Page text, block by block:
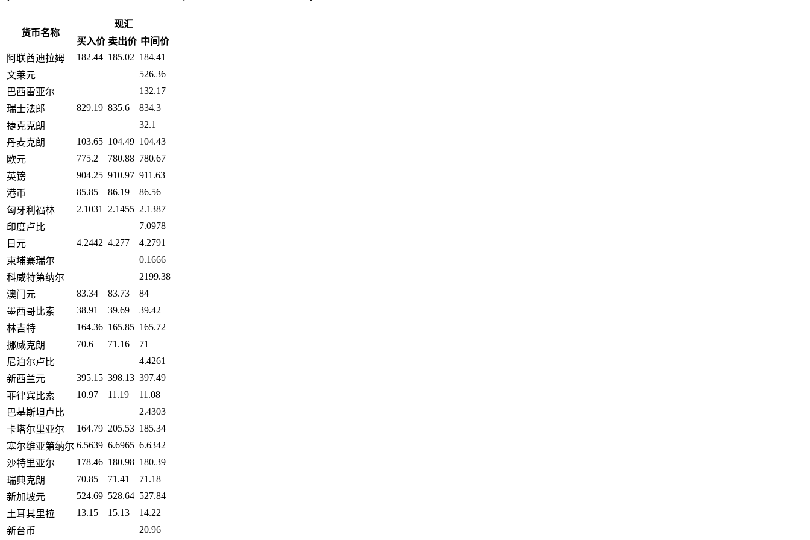
货币名称
现汇
买入价 卖出价 中间价
阿联酋迪拉姆
182.44 185.02 184.41
文莱元
526.36
巴西雷亚尔
132.17
瑞士法郎
829.19 835.6
834.3
捷克克朗
32.1
丹麦克朗
103.65 104.49 104.43
欧元
775.2 780.88 780.67
英镑
904.25 910.97 911.63
港币
85.85 86.19
86.56
匈牙利福林
2.1031 2.1455 2.1387
印度卢比
7.0978
日元
4.2442 4.277
4.2791
柬埔寨瑞尔
0.1666
科威特第纳尔
2199.38
澳门元
83.34 83.73
84
墨西哥比索
38.91 39.69
39.42
林吉特
164.36 165.85 165.72
挪威克朗
70.6 71.16
71
尼泊尔卢比
4.4261
新西兰元
395.15 398.13 397.49
菲律宾比索
10.97 11.19
11.08
巴基斯坦卢比
2.4303
卡塔尔里亚尔
164.79 205.53 185.34
塞尔维亚第纳尔 6.5639 6.6965 6.6342
沙特里亚尔
178.46 180.98 180.39
瑞典克朗
70.85 71.41
71.18
新加坡元
524.69 528.64 527.84
土耳其里拉
13.15 15.13
14.22
新台币
20.96